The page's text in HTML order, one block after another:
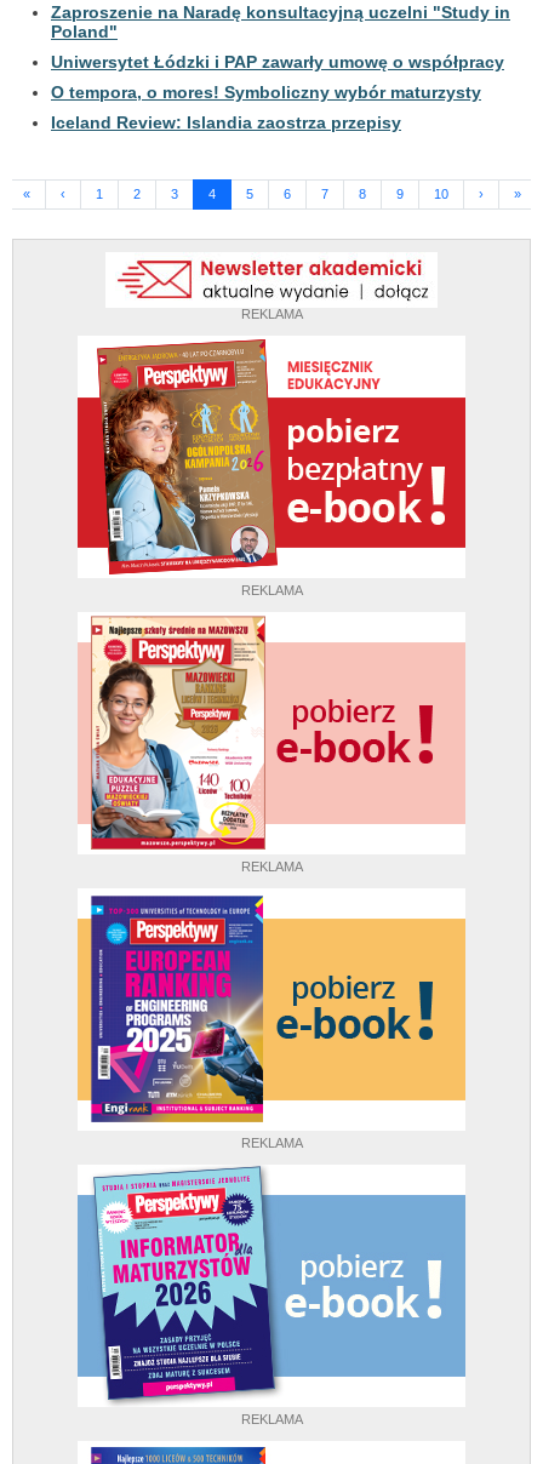
REKLAMA
REKLAMA
REKLAMA
REKLAMA
REKLAMA
Zaproszenie na Naradę konsultacyjną uczelni "Study in
Poland"
Uniwersytet Łódzki i PAP zawarły umowę o współpracy
O tempora, o mores! Symboliczny wybór maturzysty
Iceland Review: Islandia zaostrza przepisy
« ‹ 1 2 3 4 5 6 7 8 9 10 › »